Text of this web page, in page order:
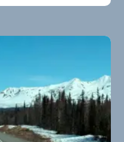
point de passage de la